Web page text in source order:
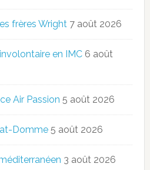
frères Wright 7 août 2026
en IMC 6 août
Air Passion 5 août 2026
Domme 5 août 2026
3 août 2026